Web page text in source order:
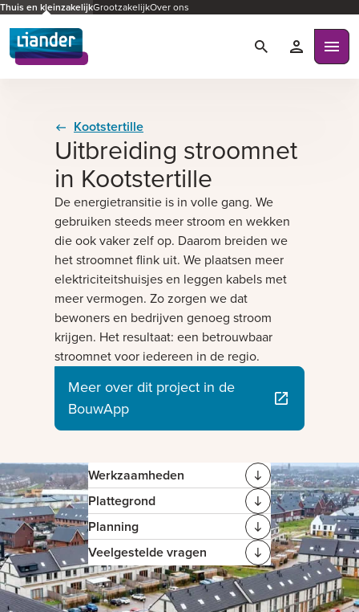
Thuis en kleinzakelijkGrootzakelijkOver ons
ZoekenMijn
Kootstertille
Uitbreiding stroomnet
in Kootstertille
De energietransitie is in volle gang. We
gebruiken steeds meer stroom en wekken
die ook vaker zelf op. Daarom breiden we
het stroomnet flink uit. We plaatsen meer
elektriciteitshuisjes en leggen kabels met
meer vermogen. Zo zorgen we dat
bewoners en bedrijven genoeg stroom
krijgen. Het resultaat: een betrouwbaar
stroomnet voor iedereen in de regio.
Meer over dit project in de
BouwApp
Werkzaamheden
Plattegrond
Planning
Veelgestelde vragen